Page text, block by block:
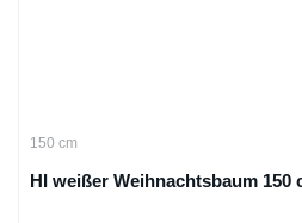
150 cm
HI weißer Weihnachtsbaum 150